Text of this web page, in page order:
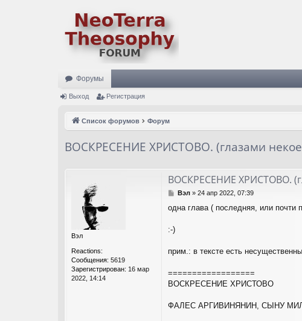
Форумы
Выход Регистрация
Список форумов Форум
ВОСКРЕСЕНИЕ ХРИСТОВО. (глазами
Вэл
Reactions:
Сообщения: 5619
Зарегистрирован: 16 мар
2022, 14:14
ВОСКРЕСЕНИЕ ХРИСТОВО.
С
о
щ
и
Вэл» 24 апр 2022, 07:39
одна глава ( последняя, или почти
:-)
прим.: в тексте есть
==================
ВОСКРЕСЕНИЕ ХРИСТОВО
ФАЛЕС АРГИВИНЯНИН, СЫНУ